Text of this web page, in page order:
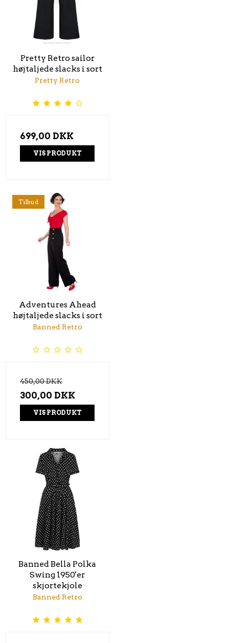
Pretty Retro sailor
højtaljede slacks i sort
Pretty Retro
699,00 DKK
VIS PRODUKT
Tilbud
Adventures Ahead
højtaljede slacks i sort
Banned Retro
450,00 DKK
300,00 DKK
VIS PRODUKT
Banned Bella Polka
Swing 1950'er
skjortekjole
Banned Retro